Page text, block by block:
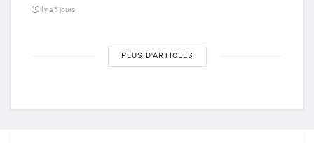
il y a 5 jours
PLUS D'ARTICLES